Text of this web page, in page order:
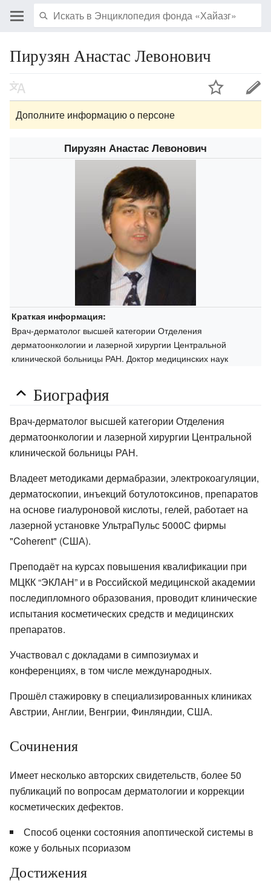
Пирузян Анастас Левонович
Дополните информацию о персоне
Пирузян Анастас Левонович
Краткая информация:
Врач-дерматолог высшей категории Отделения
дерматоонкологии и лазерной хирургии Центральной
клинической больницы РАН. Доктор медицинских наук
Биография
Врач-дерматолог высшей категории Отделения
дерматоонкологии и лазерной хирургии Центральной
клинической больницы РАН.
Владеет методиками дермабразии, электрокоагуляции,
дерматоскопии, инъекций ботулотоксинов, препаратов
на основе гиалуроновой кислоты, гелей, работает на
лазерной установке УльтраПульс 5000С фирмы
"Coherent" (США).
Преподаёт на курсах повышения квалификации при
МЦКК “ЭКЛАН” и в Российской медицинской академии
последипломного образования, проводит клинические
испытания косметических средств и медицинских
препаратов.
Участвовал с докладами в симпозиумах и
конференциях, в том числе международных.
Прошёл стажировку в специализированных клиниках
Австрии, Англии, Венгрии, Финляндии, США.
Сочинения
Имеет несколько авторских свидетельств, более 50
публикаций по вопросам дерматологии и коррекции
косметических дефектов.
Способ оценки состояния апоптической системы в
коже у больных псориазом
Достижения